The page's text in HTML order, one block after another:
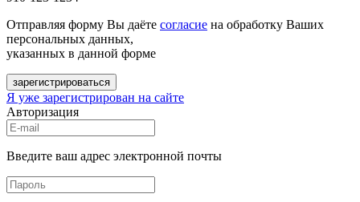
Отправляя форму Вы даёте согласие на обработку Ваших
персональных данных,
указанных в данной форме
зарегистрироваться
Я уже зарегистрирован на сайте
Авторизация
Введите ваш адрес электронной почты